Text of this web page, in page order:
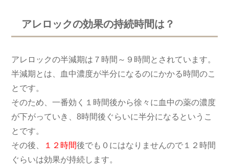
アレロックの効果の持続時間は？
アレロックの半減期は７時間～９時間とされています。
半減期とは、血中濃度が半分になるのにかかる時間のこ
とです。
そのため、一番効く１時間後から徐々に血中の薬の濃度
が下がっていき、8時間後ぐらいに半分になるというこ
とです。
その後、
１２時間後でも０にはなりませんので１２時間
ぐらいは効果が持続します。